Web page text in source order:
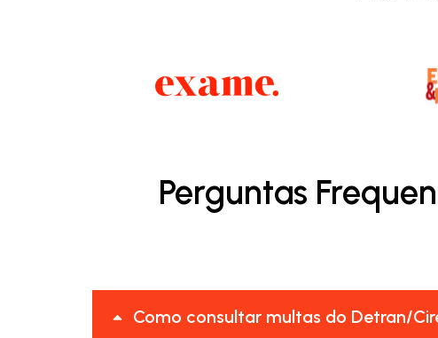
Perguntas
Como consultar multas do Detran/